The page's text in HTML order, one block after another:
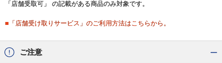
「店舗受取可」 の記載がある商品のみ対象です。
■「店舗受け取りサービス」のご利用方法はこちらから。
ご注意